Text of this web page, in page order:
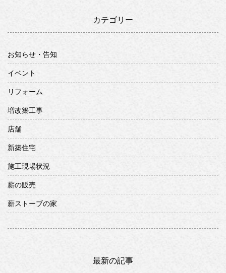
カテゴリー
お知らせ・告知
イベント
リフォーム
増改築工事
店舗
新築住宅
施工現場状況
薪の販売
薪ストーブの家
最新の記事